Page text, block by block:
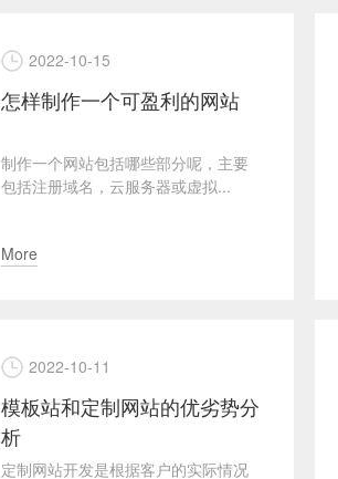
2022-10-15
怎样制作一个可盈利的网站
制作一个网站包括哪些部分呢，主要
包括注册域名，云服务器或虚拟...
More
2022-10-11
模板站和定制网站的优劣势分
析
定制网站开发是根据客户的实际情况